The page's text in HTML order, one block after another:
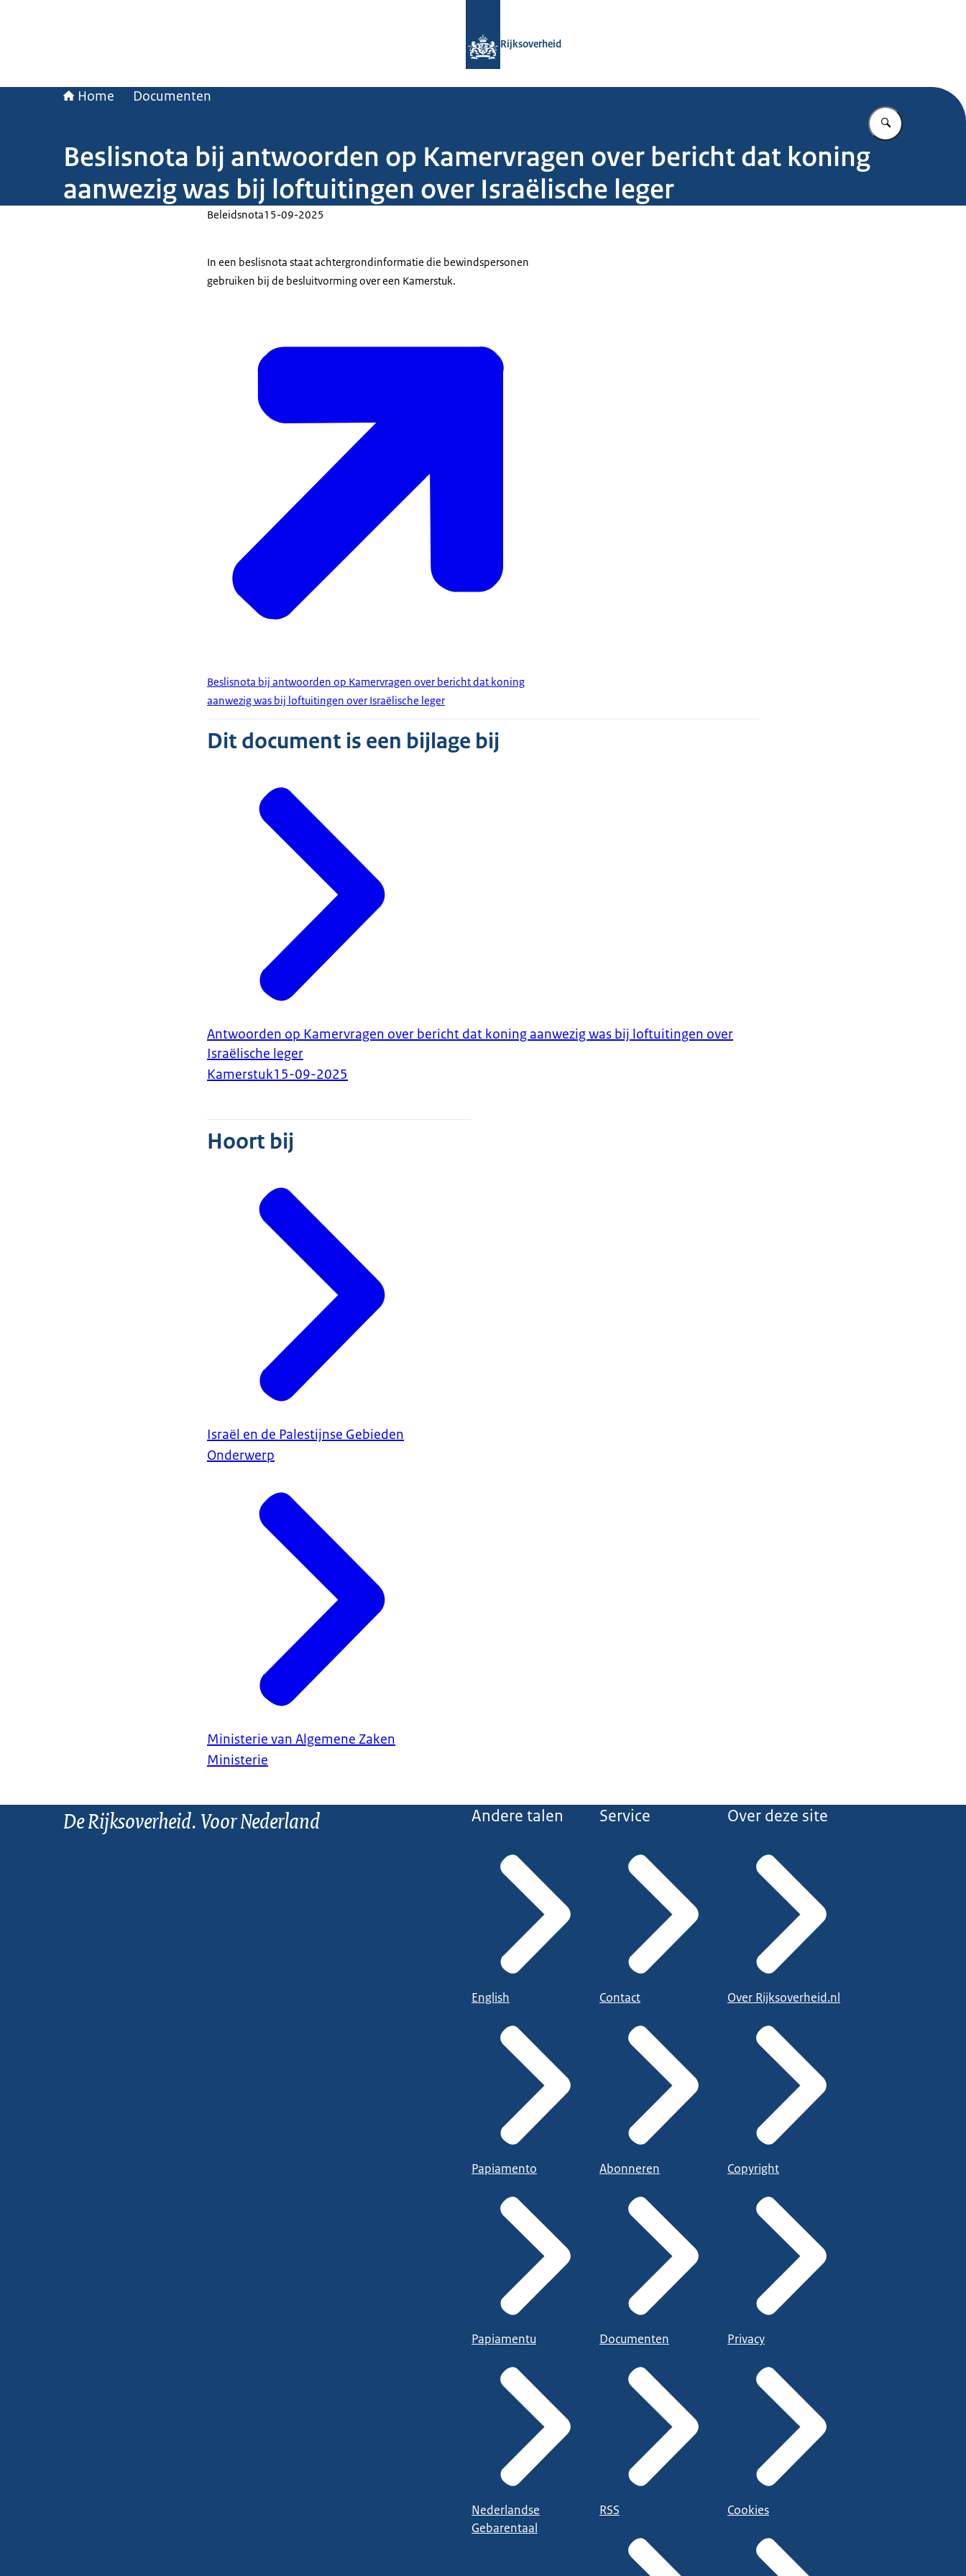
Rijksoverheid
Home Documenten
Vul in wat u
Beslisnota bij antwoorden op Kamervragen over bericht dat koning
aanwezig was bij loftuitingen over Israëlische leger
Beleidsnota15-09-2025
In een beslisnota staat achtergrondinformatie die bewindspersonen
gebruiken bij de besluitvorming over een Kamerstuk.
Beslisnota bij antwoorden op Kamervragen over bericht dat koning
aanwezig was bij loftuitingen over Israëlische leger
Dit document is een bijlage bij
Antwoorden op Kamervragen over bericht dat koning aanwezig was bij loftuitingen over
Israëlische leger
Kamerstuk15-09-2025
Hoort bij
Israël en de Palestijnse Gebieden
Onderwerp
Ministerie van Algemene Zaken
Ministerie
De Rijksoverheid. Voor Nederland Andere talen
English
Papiamento
Papiamentu
Nederlandse
Gebarentaal
Service
Contact
Abonneren
Documenten
RSS
Over deze site
Over Rijksoverheid.nl
Copyright
Privacy
Cookies